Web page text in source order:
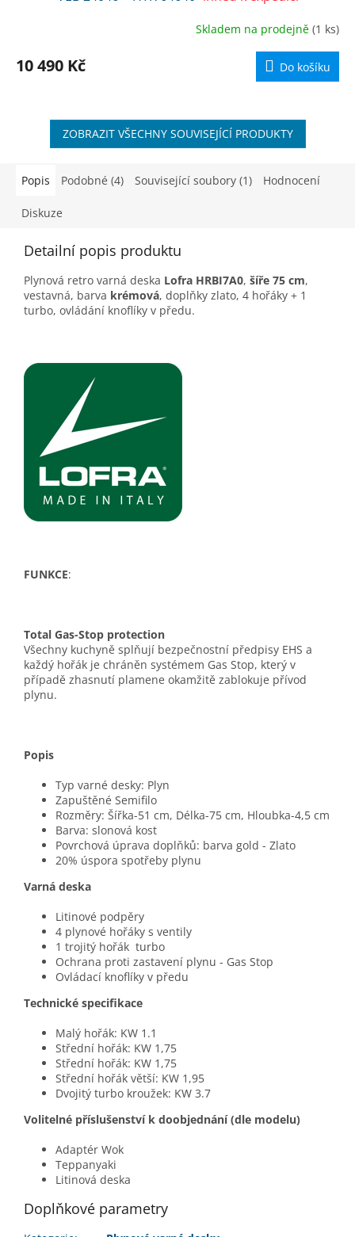
R
M
A
Skladem na prodejně (1 ks)
10 490 Kč Do košíku
ZOBRAZIT VŠECHNY SOUVISEJÍCÍ PRODUKTY
Popis Podobné (4) Související soubory (1) Hodnocení
Diskuze
Detailní popis produktu
Plynová retro varná deska Lofra HRBI7A0, ší­ře 75 cm,
vestavná, barva krémová, doplňky zlato, 4 hořáky + 1
turbo, ovládání knoflíky v předu.
FUNKCE:
Total Gas-Stop protection
Všechny kuchyně splňují bezpečnostní předpisy EHS a
každý hořák je chráněn systémem Gas Stop, který v
případě zhasnutí plamene okamžitě zablokuje přívod
plynu.
Popis
Typ varné desky: Plyn
Zapuštěné Semifilo
Rozměry: Šířka-51 cm, Délka-75 cm, Hloubka-4,5 cm
Barva: slonová kost
Povrchová úprava doplňků: barva gold - Zlato
20% úspora spotřeby plynu
Varná deska
Litinové podpěry
4 plynové hořáky s ventily
1 trojitý hořák turbo
Ochrana proti zastavení plynu - Gas Stop
Ovládací knoflíky v předu
Technické specifikace
Malý hořák: KW 1.1
Střední hořák: KW 1,75
Střední hořák: KW 1,75
Střední hořák větší: KW 1,95
Dvojitý turbo kroužek: KW 3.7
Volitelné příslušenství k doobjednání (dle modelu)
Adaptér Wok
Teppanyaki
Litinová deska
Doplňkové parametry